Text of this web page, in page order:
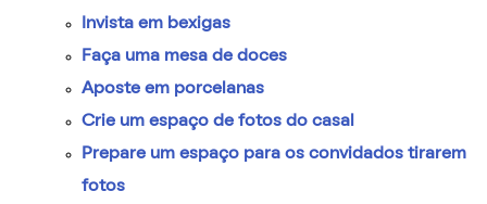
Invista em bexigas
Faça uma mesa de doces
Aposte em porcelanas
Crie um espaço de fotos do casal
Prepare um espaço para os convidados tirarem
fotos